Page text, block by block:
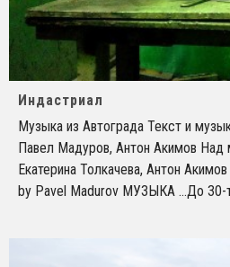
Индастриал
Музыка из Автограда Текст и
Павел Мадуров, Антон Акимов Над
Екатерина Толкачева, Антон
by Pavel Madurov МУЗЫКА ...До 30-